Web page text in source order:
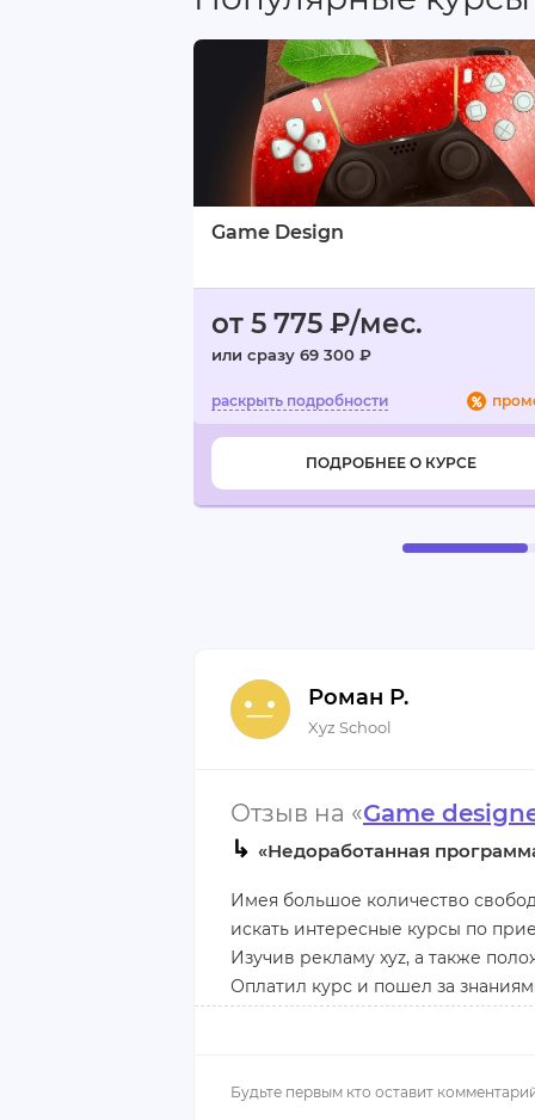
-Достоинства
-Бесплатный курс
-Профессионализм
-Ответственный подход
-Пояснения терминов
-Приятные бонусы
Минусы:
Сложность при выборе
Game Design
от 5 775 ₽/мес.
или сразу 69 300 ₽
ПОДРОБНЕЕ О КУРСЕ
Роман Р.
Xyz School
Отзыв на «Game
↳ «Недоработанная
Имея большое количество
искать интересные курсы по
Изучив рекламу xyz, а также
Оплатил курс и пошел за
«золотые горы»: высокую
меня было бесполезным,
новичков. Нас обучали, как